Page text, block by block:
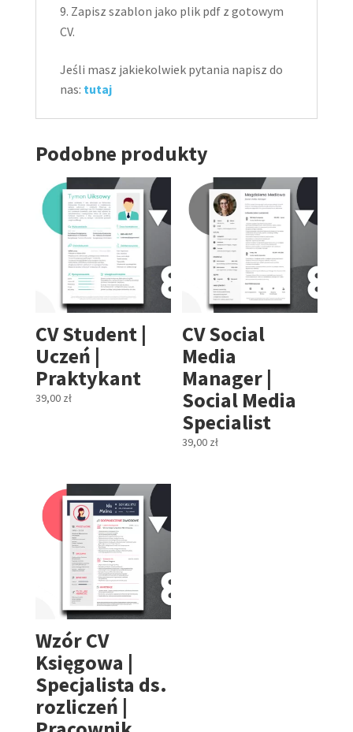
Zapisz szablon jako plik pdf z gotowym
CV.
Jeśli masz jakiekolwiek pytania napisz do
nas: tutaj
Podobne produkty
CV Student |
Uczeń |
Praktykant
39,00 zł
CV Social
Media
Manager |
Social Media
Specialist
39,00 zł
Wzór CV
Księgowa |
Specjalista ds.
rozliczeń |